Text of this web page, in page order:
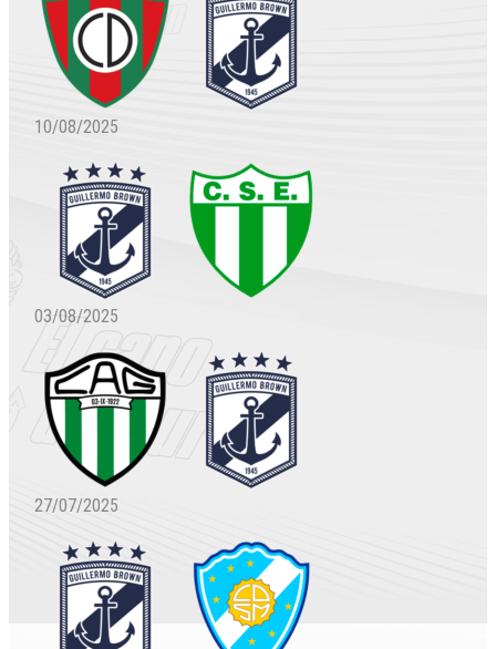
10/08/2025
03/08/2025
27/07/2025